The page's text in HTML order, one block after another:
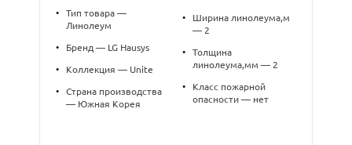
•
Тип товара —
Линолеум
• Бренд — LG Hausys
• Коллекция — Unite
•
Страна производства
— Южная Корея
•
Ширина линолеума,м
— 2
•
Толщина
линолеума,мм — 2
•
Класс пожарной
опасности — нет